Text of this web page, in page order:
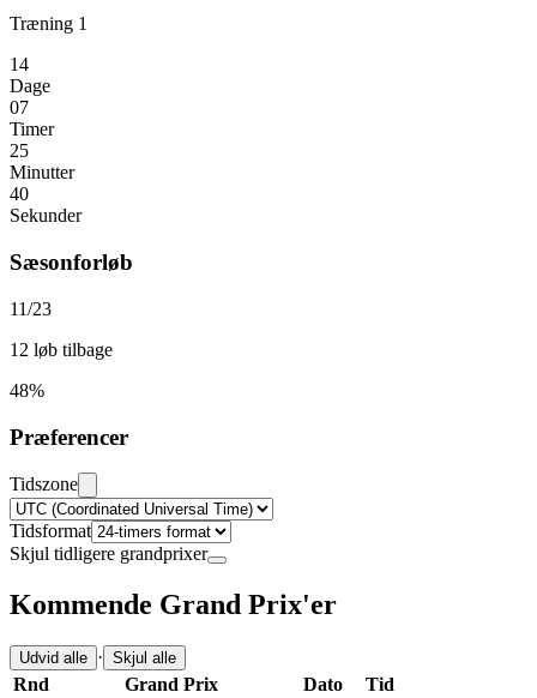
Træning 1
14
Dage
07
Timer
25
Minutter
40
Sekunder
Sæsonforløb
11/23
12 løb tilbage
48%
Præferencer
Tidszone
Tidsformat
Skjul tidligere grandprixer
Kommende Grand Prix'er
Udvid alle · Skjul alle
Rnd Grand Prix Dato
Tid